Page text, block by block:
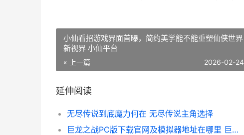
小仙看招游戏界面首曝，简约美学能不能重塑仙侠世界
新视界 小仙平台
« 上一篇 2026-02-24
延伸阅读
无尽传说到底魔力何在 无尽传说主角选择
巨龙之战PC版下载官网及模拟器地址在哪里 巨龙之战安卓版